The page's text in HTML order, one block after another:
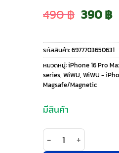
490฿ Original
price
was:
490 ฿.
390฿
รหัสสินค้า:6977703650631
หมวดหมู่:iPhone 16 Pro
series, WiWU, WiWU -
Magsafe/Magnetic
มีสินค้า
จำนวน WiWU รุ่น